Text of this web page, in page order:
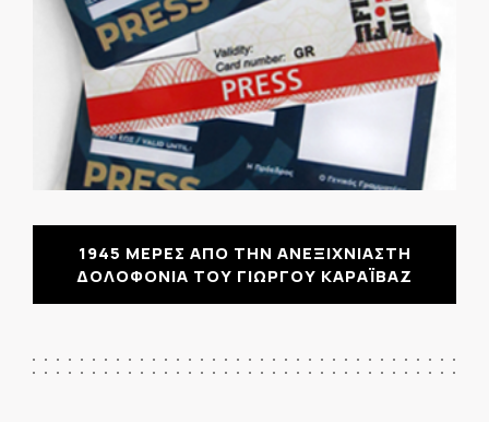
1945 ΜΕΡΕΣ ΑΠΟ ΤΗΝ ΑΝΕΞΙΧΝΙΑΣΤΗ
ΔΟΛΟΦΟΝΙΑ ΤΟΥ ΓΙΩΡΓΟΥ ΚΑΡΑΪΒΑΖ